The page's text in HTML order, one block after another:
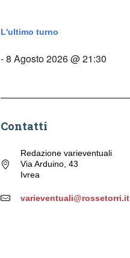
L'ultimo turno
- 8 Agosto 2026 @ 21:30
Contatti
Redazione varieventuali
Via Arduino, 43
Ivrea
varieventuali@rossetorri.it